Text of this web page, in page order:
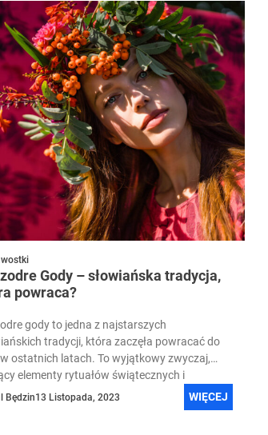
Gody – słowiańska tradycja,
powraca?
gody to jedna z najstarszych
tradycji, która zaczęła powracać do
w ostatnich latach. To wyjątkowy zwyczaj,
elementy rytuałów świątecznych i
Będzin13 Listopada, 2023 WIĘCEJ